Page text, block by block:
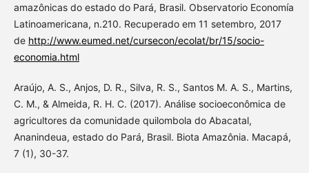
amazônicas do estado do Pará, Brasil. Observatorio Economía
Latinoamericana, n.210. Recuperado em 11 setembro, 2017
de http://www.eumed.net/cursecon/ecolat/br/15/socio-
economia.html
Araújo, A. S., Anjos, D. R., Silva, R. S., Santos M. A. S., Martins,
C. M., & Almeida, R. H. C. (2017). Análise socioeconômica de
agricultores da comunidade quilombola do Abacatal,
Ananindeua, estado do Pará, Brasil. Biota Amazônia. Macapá,
7 (1), 30-37.